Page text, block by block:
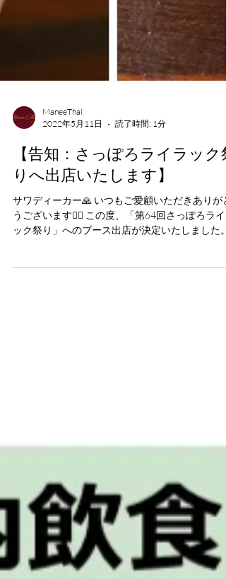
2022年5月11日
読了時間: 1分
【告知：さっぽろライラック祭
りへ出店いたします】
サワディーカー🙏 いつもご愛顧いただきありがと
うございます🙇‍♂️ この度、「第64回さっぽろライ
大通り公園6丁目のメイン会場にて、5月18日